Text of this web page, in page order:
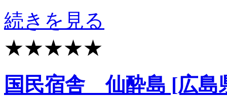
続きを見る
★★★★★
国民宿舎 仙酔島 [広島